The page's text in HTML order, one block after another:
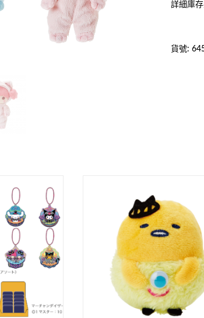
詳細庫
貨號: